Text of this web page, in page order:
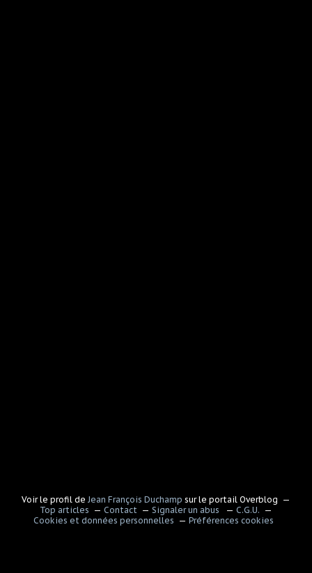
Voir le profil de Jean François Duchamp sur le portail Overblog
Top articles
Contact Signaler un abus
C.G.U.
Cookies et données personnelles
Préférences cookies